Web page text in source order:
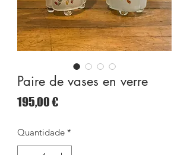
Paire de vases en verre
195,00 €
Quantidade *